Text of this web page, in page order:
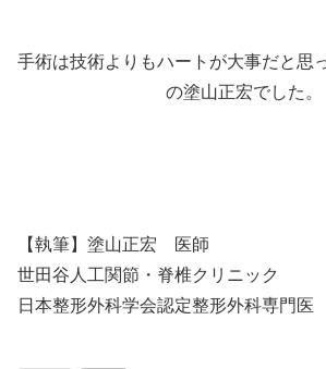
手術は技術よりもハートが大事だと思
の塗山正宏でした。
【執筆】塗山正宏 医師
世田谷人工関節・脊椎クリニック
日本整形外科学会認定整形外科専門医